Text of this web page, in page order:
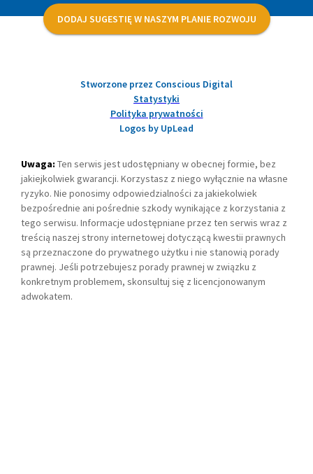
DODAJ SUGESTIĘ W NASZYM PLANIE ROZWOJU
Stworzone przez Conscious Digital
Statystyki
Polityka prywatności
Logos by UpLead
Uwaga: Ten serwis jest udostępniany w obecnej formie, bez
jakiejkolwiek gwarancji. Korzystasz z niego wyłącznie na własne
ryzyko. Nie ponosimy odpowiedzialności za jakiekolwiek
bezpośrednie ani pośrednie szkody wynikające z korzystania z
tego serwisu. Informacje udostępniane przez ten serwis wraz z
treścią naszej strony internetowej dotyczącą kwestii prawnych
są przeznaczone do prywatnego użytku i nie stanowią porady
prawnej. Jeśli potrzebujesz porady prawnej w związku z
konkretnym problemem, skonsultuj się z licencjonowanym
adwokatem.